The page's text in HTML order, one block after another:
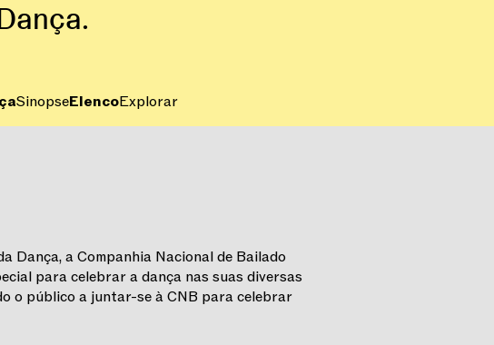
SinopseElencoExplorar
Dança, a Companhia Nacional de Bailado
para celebrar a dança nas suas diversas
o público a juntar-se à CNB para celebrar